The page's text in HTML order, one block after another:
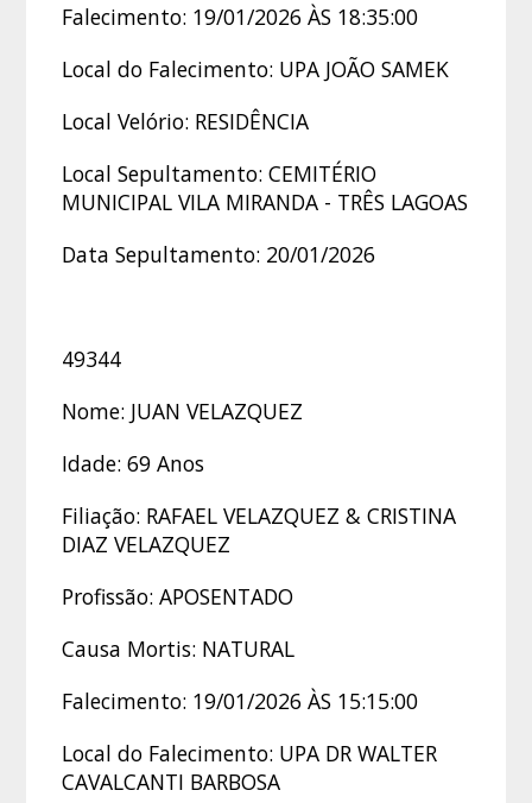
Falecimento: 19/01/2026 ÀS 18:35:00
Local do Falecimento: UPA JOÃO SAMEK
Local Velório: RESIDÊNCIA
Local Sepultamento: CEMITÉRIO
MUNICIPAL VILA MIRANDA - TRÊS LAGOAS
Data Sepultamento: 20/01/2026
49344
Nome: JUAN VELAZQUEZ
Idade: 69 Anos
Filiação: RAFAEL VELAZQUEZ & CRISTINA
DIAZ VELAZQUEZ
Profissão: APOSENTADO
Causa Mortis: NATURAL
Falecimento: 19/01/2026 ÀS 15:15:00
Local do Falecimento: UPA DR WALTER
CAVALCANTI BARBOSA